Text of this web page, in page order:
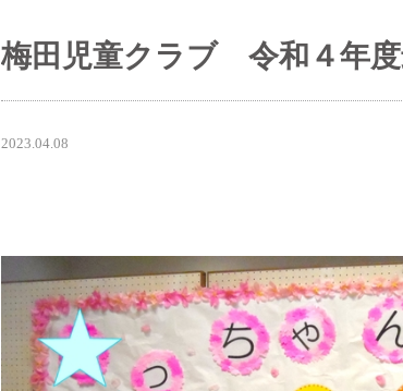
梅田児童クラブ 令和４年
2023.04.08